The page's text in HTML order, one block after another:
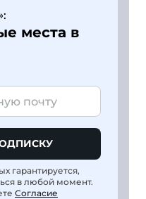
места в
гарантируется,
в любой момент.
Согласие